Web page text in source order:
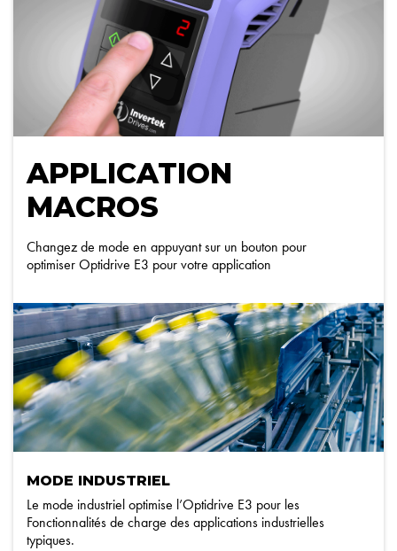
APPLICATION
MACROS
Changez de mode en appuyant sur un bouton pour
optimiser Optidrive E3 pour votre application
MODE INDUSTRIEL
Le mode industriel optimise l’Optidrive E3 pour les
Fonctionnalités de charge des applications industrielles
typiques.